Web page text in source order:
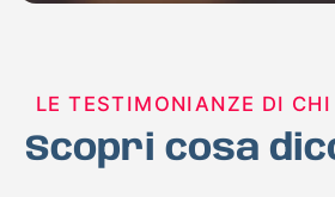
LE TESTIMONIANZE DI CHI
Scopri cosa